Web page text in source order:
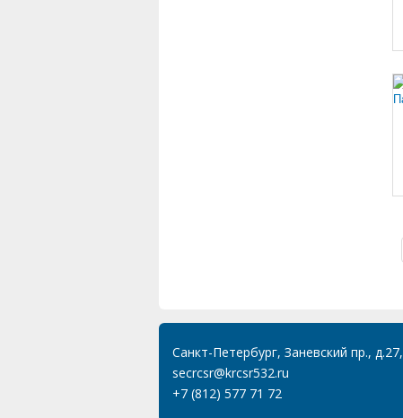
Санкт-Петербург, Заневский пр.,
secrcsr@krcsr532.ru
+7 (812) 577 71 72